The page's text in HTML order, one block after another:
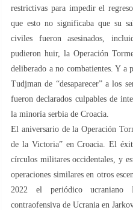
restrictivas para impedir el
que esto no significaba que su
civiles fueron asesinados,
pudieron huir, la Operación
deliberado a no combatientes. Y a
Tudjman de “desaparecer” a los
fueron declarados culpables de
la minoría serbia de Croacia.
El aniversario de la Operación
de la Victoria” en Croacia. El
círculos militares occidentales, y
operaciones similares en otros
2022 el periódico ucraniano
contraofensiva de Ucrania en